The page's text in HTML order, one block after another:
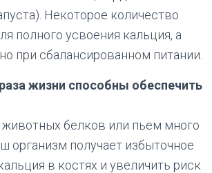
Некоторое количество
полного усвоения кальция, а
при сбалансированном питании.
жизни способны обеспечить
белков или пьем много
организм получает избыточное
в костях и увеличить риск